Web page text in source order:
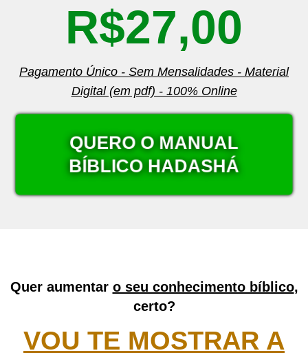
R$27,00
Pagamento Único - Sem Mensalidades - Material
Digital (em pdf) - 100% Online
QUERO O MANUAL
BÍBLICO HADASHÁ
Quer aumentar o seu conhecimento bíblico,
certo?
VOU TE MOSTRAR A